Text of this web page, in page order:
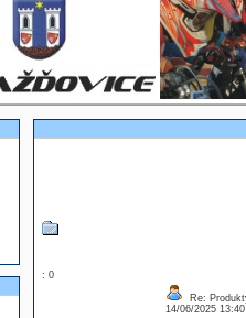
: 0
Re:
14/06/2025